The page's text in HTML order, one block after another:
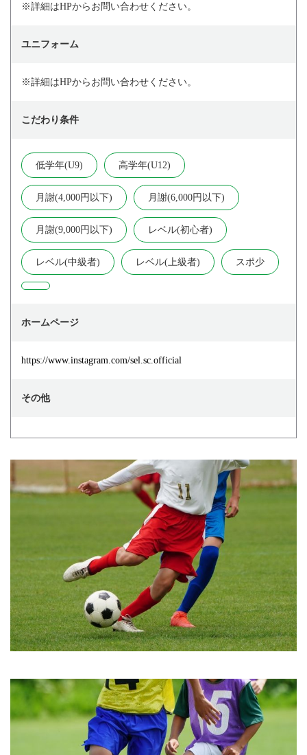
※詳細はHPからお問い合わせください。
ユニフォーム
※詳細はHPからお問い合わせください。
こだわり条件
低学年(U9) 高学年(U12)
月謝(4,000円以下) 月謝(6,000円以下)
月謝(9,000円以下) レベル(初心者)
レベル(中級者) レベル(上級者) スポ少
ホームページ
https://www.instagram.com/sel.sc.official
その他